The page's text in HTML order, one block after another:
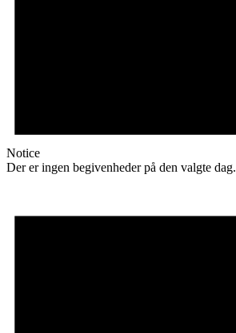
Notice
Der er ingen begivenheder på den valgte dag.